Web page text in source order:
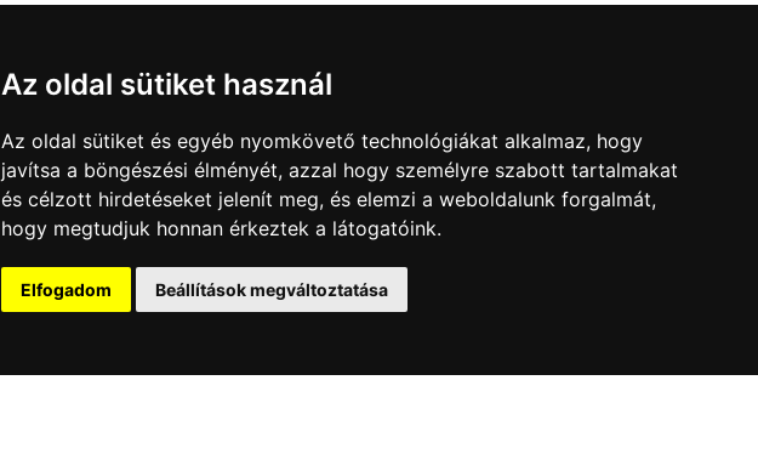
Az oldal sütiket használ
Az oldal sütiket és egyéb nyomkövető technológiákat alkalmaz, hogy
javítsa a böngészési élményét, azzal hogy személyre szabott tartalmakat
és célzott hirdetéseket jelenít meg, és elemzi a weboldalunk forgalmát,
hogy megtudjuk honnan érkeztek a látogatóink.
Elfogadom Beállítások megváltoztatása